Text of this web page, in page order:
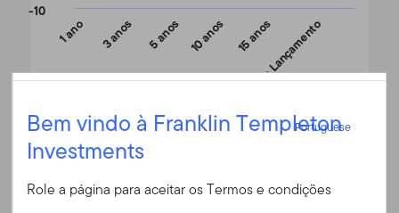
Entrar
ID do usuário
1 ano 3 anos 5 anos 10 anos 15 anos
Desde o Lançamento
-10
End of interactive chart.
Fim do mês
Em 30/06/2026
Bem vindo à Franklin Templeton
Investments
Portuguese
Role a página para aceitar os Termos e condições